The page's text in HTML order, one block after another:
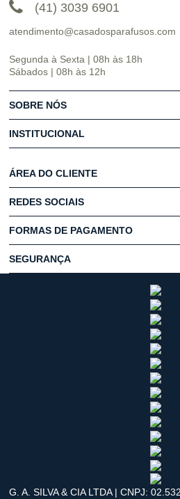
(41) 3039 6901
atendimento@casadosparafusos.com
Segunda à Sexta | 08h às 18h
Sábados | 08h às 12h
SOBRE NÓS
INSTITUCIONAL
ÁREA DO CLIENTE
REDES SOCIAIS
FORMAS DE PAGAMENTO
SEGURANÇA
G. A. SILVA & CIA LTDA | CNPJ: